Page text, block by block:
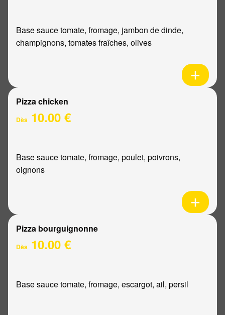
Base sauce tomate, fromage, jambon de dinde,
champignons, tomates fraîches, olives
Pizza chicken
Dès 10.00 €
Base sauce tomate, fromage, poulet, poivrons,
oignons
Pizza bourguignonne
Dès 10.00 €
Base sauce tomate, fromage, escargot, ail, persil